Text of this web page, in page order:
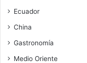
Ecuador
China
Gastronomía
Medio Oriente